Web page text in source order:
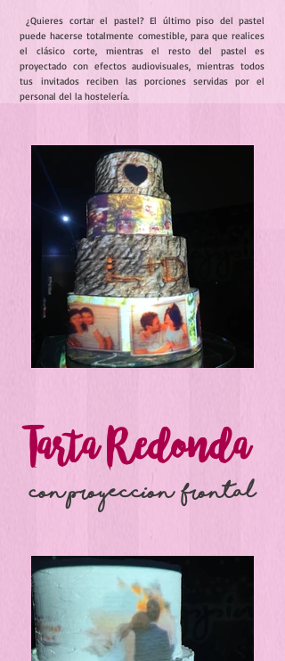
¿Quieres cortar el pastel? El último piso del pastel
puede hacerse totalmente comestible, para que realices
el clásico corte, mientras el resto del pastel es
proyectado con efectos audiovisuales, mientras todos
tus invitados reciben las porciones servidas por el
personal del la hostelería.
Tarta Redonda
con proyeccion frontal